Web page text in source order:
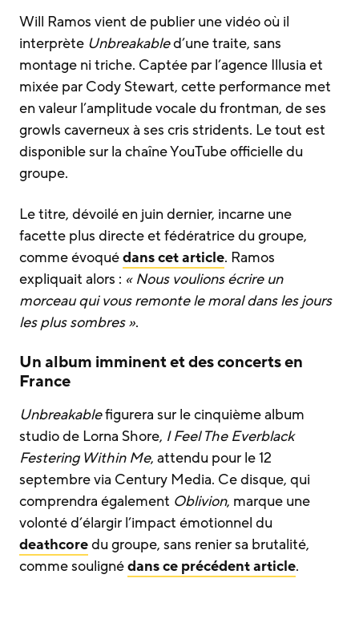
Will Ramos vient de publier une vidéo où il
interprète Unbreakabled’une traite, sans
montage ni triche. Captée par l’agence Illusia et
mixée par Cody Stewart, cette performance met
en valeur l’amplitude vocale du frontman, de ses
growls caverneux à ses cris stridents. Le tout est
disponible sur la chaîne YouTube officielle du
groupe.
Le titre, dévoilé en juin dernier, incarne une
facette plus directe et fédératrice du groupe,
comme évoquédans cet article. Ramos
expliquait alors : « Nous voulions écrire un
morceau qui vous remonte le moral dans les jours
les plus sombres ».
Un album imminent et des concerts en
France
Unbreakablefigurera sur le cinquième album
studio de Lorna Shore, I Feel The Everblack
Festering Within Me, attendu pour le 12
septembre via Century Media. Ce disque, qui
comprendra également Oblivion, marque une
volonté d’élargir l’impact émotionnel du
deathcoredu groupe, sans renier sa brutalité,
comme soulignédans ce précédent article.